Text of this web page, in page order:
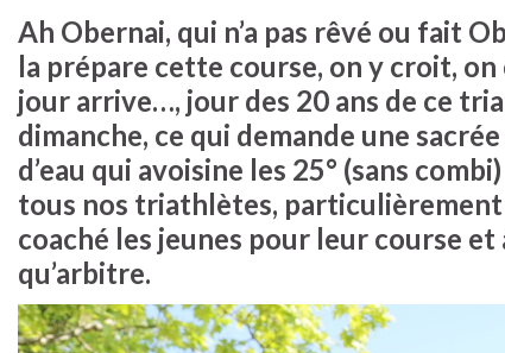
Ah Obernai, qui n’a pas rêvé ou fait
la prépare cette course, on y croit,
jour arrive…, jour des 20 ans de ce
dimanche, ce qui demande une
d’eau qui avoisine les 25° (sans
tous nos triathlètes,
coaché les jeunes pour leur course
qu’arbitre.